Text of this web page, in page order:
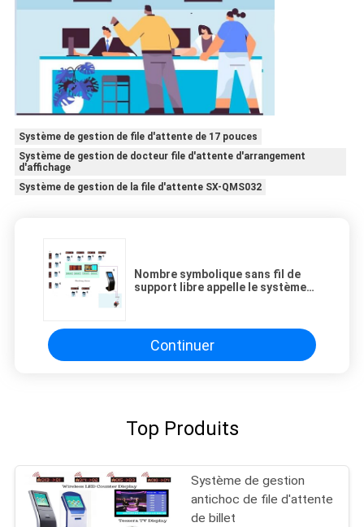
Système de gestion de file d'attente de 17 pouces
Système de gestion de docteur file d'attente d'arrangement
d'affichage
Système de gestion de la file d'attente SX-QMS032
Nombre symbolique sans fil de
support libre appelle le système
Continuer
Top Produits
Système de gestion
antichoc de file d'attente
de billet